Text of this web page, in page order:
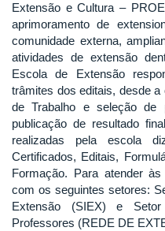
Extensão e Cultura –
aprimoramento de
comunidade externa,
atividades de extensão
Escola de Extensão
trâmites dos editais, desde
de Trabalho e seleção de
publicação de resultado
realizadas pela escola
Certificados, Editais,
Formação. Para atender
com os seguintes setores:
Extensão (SIEX) e
Professores (REDE DE